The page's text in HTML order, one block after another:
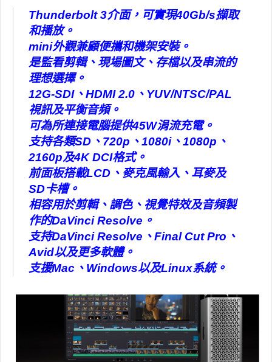
Thunderbolt 3介面，可實現40Gb/s擷取
和播放。
mini外觀兼顧便攜和機架安裝。
是監看剪輯、現場圖文、存檔以及串流的
理想選擇。
12G-SDI、HDMI 2.0、YUV/NTSC/PAL
視訊及平衡音頻。
可為所連接電腦提供45W涓流充電。
支持各類SD、720p、1080i、1080p、
2160p及4K DCI格式。
前面板搭載LCD、麥克風輸入、耳麥及
SD卡槽。
相容用於剪輯、調色、視覺特效及音頻製
作的DaVinci Resolve。
支持DaVinci Resolve、Final Cut Pro、
Avid以及更多軟體。
支援Mac、Windows以及Linux系統。